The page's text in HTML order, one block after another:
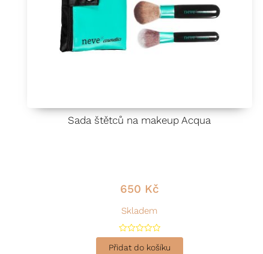
Sada štětců na makeup Acqua
650 Kč
Skladem
H
o
Přidat do košíku